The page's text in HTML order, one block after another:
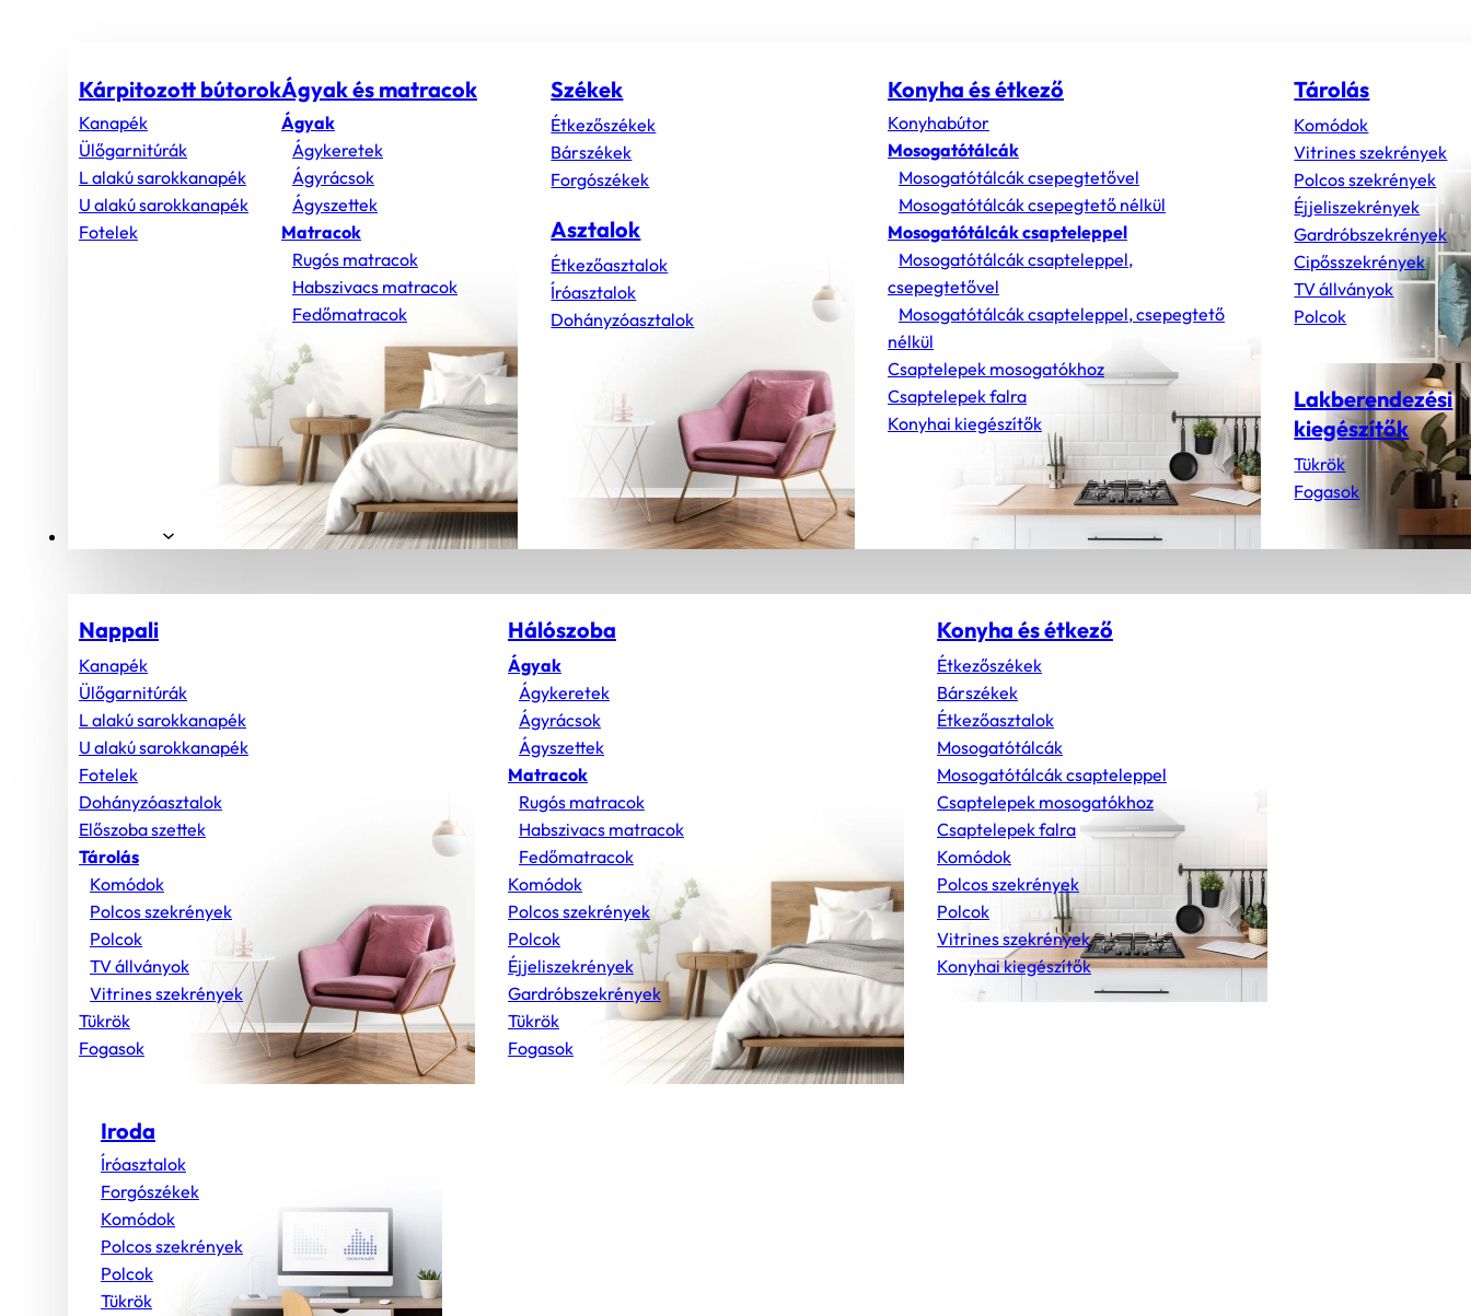
Kárpitozott bútorok
Kanapék
Ülőgarnitúrák
L alakú sarokkanapék
U alakú sarokkanapék
Fotelek
Ágyak és matracok
Ágyak
Ágykeretek
Ágyrácsok
Ágyszettek
Matracok
Rugós matracok
Habszivacs matracok
Fedőmatracok
Székek
Étkezőszékek
Bárszékek
Forgószékek
Asztalok
Étkezőasztalok
Íróasztalok
Dohányzóasztalok
Konyha és étkező
Konyhabútor
Mosogatótálcák
Mosogatótálcák csepegtetővel
Mosogatótálcák csepegtető nélkül
Mosogatótálcák csapteleppel
Mosogatótálcák csapteleppel,
csepegtetővel
Mosogatótálcák csapteleppel, csepegtető
nélkül
Csaptelepek mosogatókhoz
Csaptelepek falra
Konyhai kiegészítők
Tárolás
Komódok
Vitrines szekrények
Polcos szekrények
Éjjeliszekrények
Gardróbszekrények
Cipősszekrények
TV állványok
Polcok
Lakberendezési
kiegészítők
Tükrök
Fogasok
Nappali
Kanapék
Ülőgarnitúrák
L alakú sarokkanapék
U alakú sarokkanapék
Fotelek
Dohányzóasztalok
Előszoba szettek
Tárolás
Komódok
Polcos szekrények
Polcok
TV állványok
Vitrines szekrények
Tükrök
Fogasok
Hálószoba
Ágyak
Ágykeretek
Ágyrácsok
Ágyszettek
Matracok
Rugós matracok
Habszivacs matracok
Fedőmatracok
Komódok
Polcos szekrények
Polcok
Éjjeliszekrények
Gardróbszekrények
Tükrök
Fogasok
Konyha és étkező
Étkezőszékek
Bárszékek
Étkezőasztalok
Mosogatótálcák
Mosogatótálcák csapteleppel
Csaptelepek mosogatókhoz
Csaptelepek falra
Komódok
Polcos szekrények
Polcok
Vitrines szekrények
Konyhai kiegészítők
Iroda
Íróasztalok
Forgószékek
Komódok
Polcos szekrények
Polcok
Tükrök